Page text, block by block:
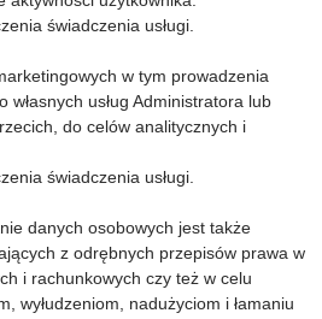
świadczenia usługi.
w tym prowadzenia
usług Administratora lub
do celów analitycznych i
świadczenia usługi.
danych osobowych jest także
z odrębnych przepisów prawa w
i rachunkowych czy też w celu
wyłudzeniom, nadużyciom i łamaniu